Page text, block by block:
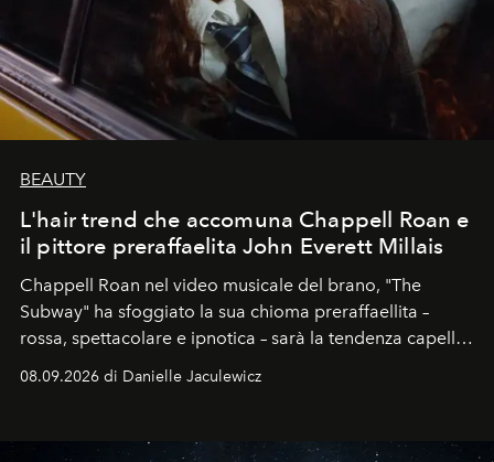
BEAUTY
L'hair trend che accomuna Chappell Roan e
il pittore preraffaelita John Everett Millais
Chappell Roan nel video musicale del brano, "The
Subway" ha sfoggiato la sua chioma preraffaellita –
rossa, spettacolare e ipnotica – sarà la tendenza capelli
dell'autunno?
08.09.2026 di Danielle Jaculewicz